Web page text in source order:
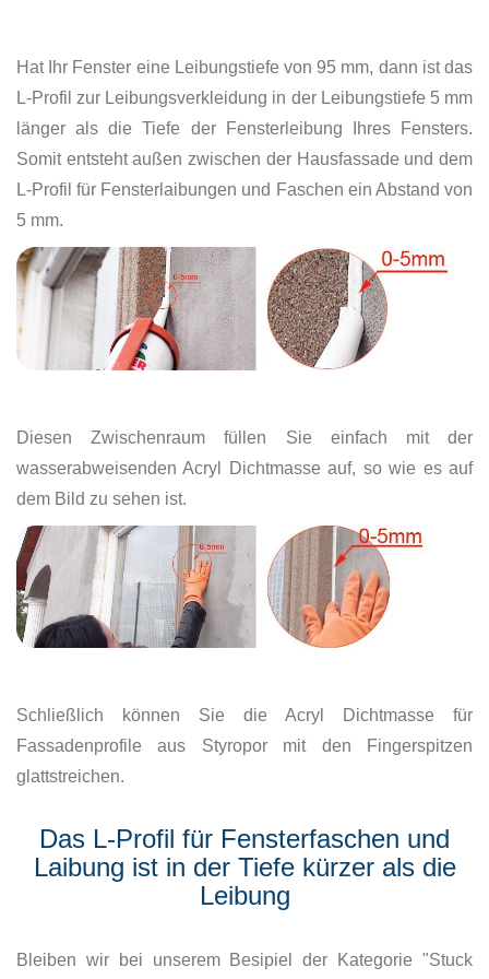
Hat Ihr Fenster eine Leibungstiefe von 95 mm, dann ist das
L-Profil zur Leibungsverkleidung in der Leibungstiefe 5 mm
länger als die Tiefe der Fensterleibung Ihres Fensters.
Somit entsteht außen zwischen der Hausfassade und dem
L-Profil für Fensterlaibungen und Faschen ein Abstand von
5 mm.
Diesen Zwischenraum füllen Sie einfach mit der
wasserabweisenden Acryl Dichtmasse auf, so wie es auf
dem Bild zu sehen ist.
Schließlich können Sie die Acryl Dichtmasse für
Fassadenprofile aus Styropor mit den Fingerspitzen
glattstreichen.
Das L-Profil für Fensterfaschen und
Laibung ist in der Tiefe kürzer als die
Leibung
Bleiben wir bei unserem Besipiel der Kategorie "Stuck